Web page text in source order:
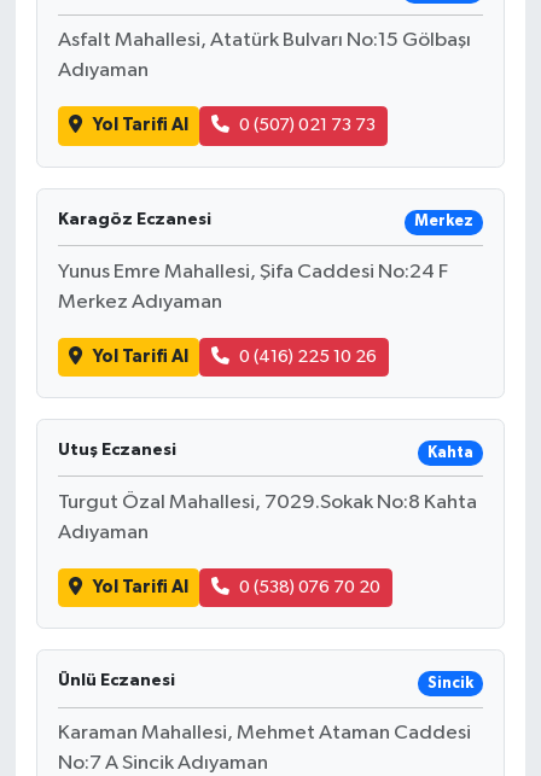
Asfalt Mahallesi, Atatürk Bulvarı No:15 Gölbaşı
Adıyaman
Yol Tarifi Al 0 (507) 021 73 73
Karagöz Eczanesi Merkez
Yunus Emre Mahallesi, Şifa Caddesi No:24 F
Merkez Adıyaman
Yol Tarifi Al 0 (416) 225 10 26
Utuş Eczanesi Kahta
Turgut Özal Mahallesi, 7029.Sokak No:8 Kahta
Adıyaman
Yol Tarifi Al 0 (538) 076 70 20
Ünlü Eczanesi Sincik
Karaman Mahallesi, Mehmet Ataman Caddesi
No:7 A Sincik Adıyaman